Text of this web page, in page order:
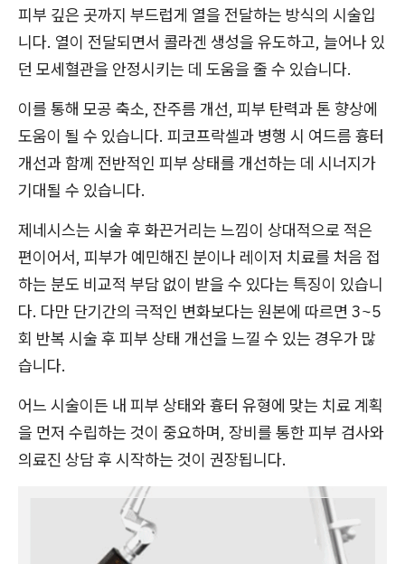
피부 깊은 곳까지 부드럽게 열을 전달하는 방식의 시술입
니다. 열이 전달되면서 콜라겐 생성을 유도하고, 늘어나 있
던 모세혈관을 안정시키는 데 도움을 줄 수 있습니다.
이를 통해 모공 축소, 잔주름 개선, 피부 탄력과 톤 향상에
도움이 될 수 있습니다. 피코프락셀과 병행 시 여드름 흉터
개선과 함께 전반적인 피부 상태를 개선하는 데 시너지가
기대될 수 있습니다.
제네시스는 시술 후 화끈거리는 느낌이 상대적으로 적은
편이어서, 피부가 예민해진 분이나 레이저 치료를 처음 접
하는 분도 비교적 부담 없이 받을 수 있다는 특징이 있습니
다. 다만 단기간의 극적인 변화보다는 원본에 따르면 3~5
회 반복 시술 후 피부 상태 개선을 느낄 수 있는 경우가 많
습니다.
어느 시술이든 내 피부 상태와 흉터 유형에 맞는 치료 계획
을 먼저 수립하는 것이 중요하며, 장비를 통한 피부 검사와
의료진 상담 후 시작하는 것이 권장됩니다.